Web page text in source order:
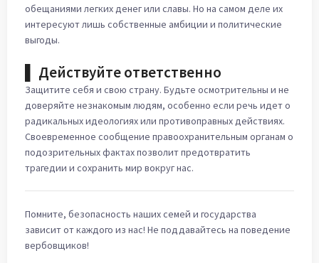
обещаниями легких денег или славы. Но на самом деле их
интересуют лишь собственные амбиции и политические
выгоды.
▌ Действуйте ответственно
Защитите себя и свою страну. Будьте осмотрительны и не
доверяйте незнакомым людям, особенно если речь идет о
радикальных идеологиях или противоправных действиях.
Своевременное сообщение правоохранительным органам о
подозрительных фактах позволит предотвратить
трагедии и сохранить мир вокруг нас.
Помните, безопасность наших семей и государства
зависит от каждого из нас! Не поддавайтесь на поведение
вербовщиков!